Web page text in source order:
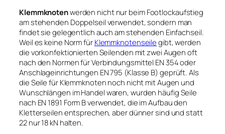
Klemmknotenwerden nicht nur beim Footlockaufstieg
am stehenden Doppelseil verwendet, sondern man
findet sie gelegentlich auch am stehenden Einfachseil.
Weil es keine Norm für Klemmknotenseile gibt, werden
die vorkonfektionierten Seilenden mit zwei Augen oft
nach den Normen für Verbindungsmittel EN 354 oder
Anschlageinrichtungen EN 795 (Klasse B) geprüft. Als
die Seile für Klemmknoten noch nicht mit Augen und
Wunschlängen im Handel waren, wurden häufig Seile
nach EN 1891 Form B verwendet, die im Aufbau den
Kletterseilen entsprechen, aber dünner sind und statt
22 nur 18 kN halten.